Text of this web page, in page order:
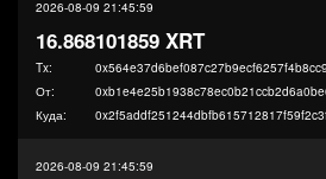
2026-08-09 21:45:59
16.868101859 XRT
Tx:
От:
Куда:
2026-08-09 21:45:59